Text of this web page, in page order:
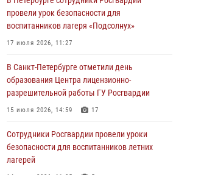
стрелявшего из пускового устройства рядом
с жилыми домами
06 августа 2026, 11:36
Сотрудники и военнослужащие Росгвардии
обеспечили правопорядок при проведении
матча "Зенит" - "Балтика"
06 августа 2026, 07:30 10
В Выборгском районе наряд Росгвардии
обнаружил разыскиваемый преступный
автотранспорт
провели урок безопасности для
воспитанников лагеря «Подсолнух»
17 июля 2026, 11:27
В Санкт-Петербурге отметили день
образования Центра лицензионно-
разрешительной работы ГУ Росгвардии
15 июля 2026, 14:59 17
Сотрудники Росгвардии провели уроки
безопасности для воспитанников летних
лагерей